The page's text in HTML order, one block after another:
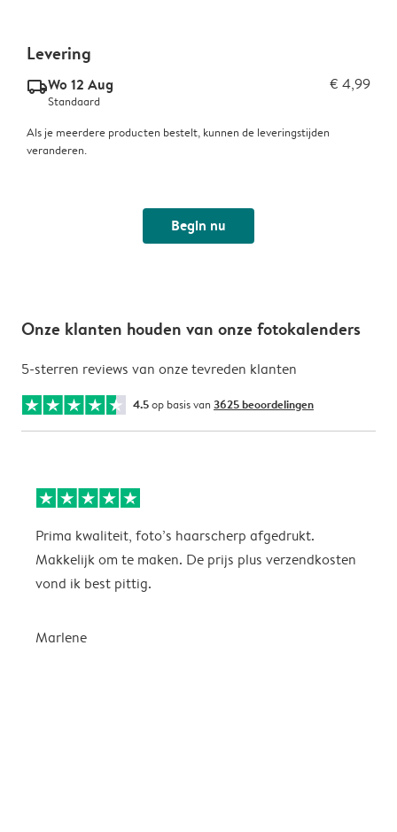
Levering
delivery_standard_v2Wo 12 Aug € 4,99
Standaard
Als je meerdere producten bestelt, kunnen de leveringstijden
veranderen.
Begin nu
Onze klanten houden van onze fotokalenders
5-sterren reviews van onze tevreden klanten
4.5op basis van 3625 beoordelingen
Prima kwaliteit, foto’s haarscherp afgedrukt.
Makkelijk om te maken. De prijs plus verzendkosten
vond ik best pittig.
Marlene